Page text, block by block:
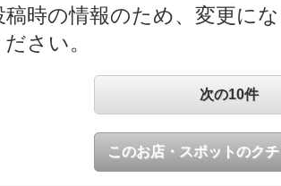
稿時の情報のため、変更に
さい。
次の10件
このお店・スポットのク